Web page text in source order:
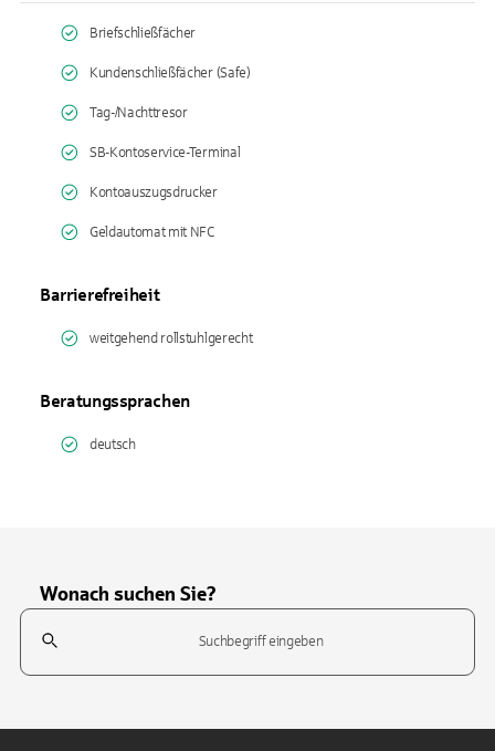
Briefschließfächer
Kundenschließfächer (Safe)
Tag-/Nachttresor
SB-Kontoservice-Terminal
Kontoauszugsdrucker
Geldautomat mit NFC
Barrierefreiheit
weitgehend rollstuhlgerecht
Beratungssprachen
deutsch
Wonach suchen Sie?
Suchfeld